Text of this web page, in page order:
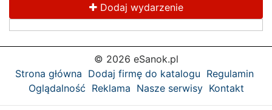
Dodaj wydarzenie
© 2026 eSanok.pl
Strona główna Dodaj firmę do katalogu Regulamin
Oglądalność Reklama Nasze serwisy Kontakt